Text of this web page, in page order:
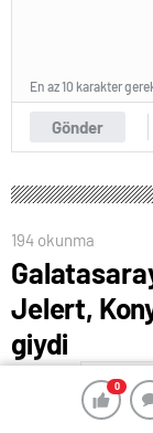
0
Gönder
En az 10 karakter
194 okunma
Jelert,
giydi
0